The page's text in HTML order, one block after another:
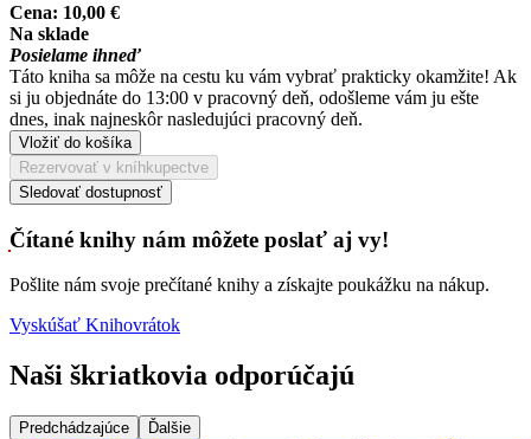
Cena: 10,00 €
Na sklade
Posielame ihneď
Táto kniha sa môže na cestu ku vám vybrať prakticky okamžite! Ak
si ju objednáte do 13:00 v pracovný deň, odošleme vám ju ešte
dnes, inak najneskôr nasledujúci pracovný deň.
Vložiť do košíka
Rezervovať v kníhkupectve
Sledovať dostupnosť
Čítané knihy nám môžete poslať aj vy!
Pošlite nám svoje prečítané knihy a získajte poukážku na nákup.
Vyskúšať Knihovrátok
Naši škriatkovia odporúčajú
Predchádzajúce Ďalšie